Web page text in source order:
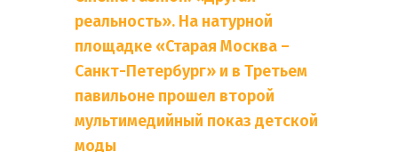
реальность». На натурной
площадке «Старая Москва –
Санкт-Петербург» и в Третьем
павильоне прошел второй
мультимедийный показ детской
моды